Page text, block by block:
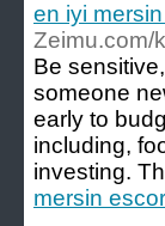
en iyi
Zeimu.com/
Be
someone
early to
including,
investing.
mersin